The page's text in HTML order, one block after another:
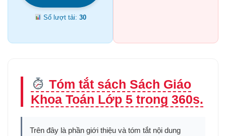
Số lượt tải:30
Tóm tắt sách Sách Giáo
Khoa Toán Lớp 5 trong 360s.
Trên đây là phần giới thiệu và tóm tắt nội dung